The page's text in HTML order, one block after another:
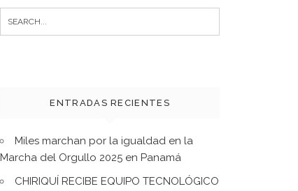
for:
ENTRADAS RECIENTES
Miles marchan por la igualdad en la
Marcha del Orgullo 2025 en Panamá
CHIRIQUÍ RECIBE EQUIPO TECNOLÓGICO